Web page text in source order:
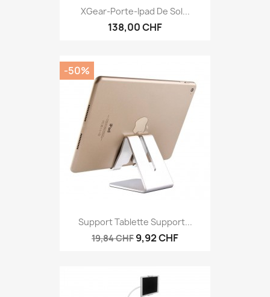
XGear-Porte-Ipad De Sol...
138,00 CHF
Support Tablette Support...
19,84 CHF 9,92 CHF
-50%